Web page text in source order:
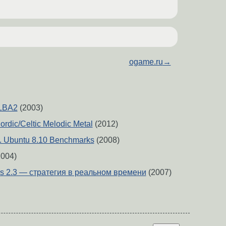
ogame.ru →
(2003)
Celtic Melodic Metal (2012)
Ubuntu 8.10 Benchmarks(2008)
2.3 — стратегия в реальном времени (2007)